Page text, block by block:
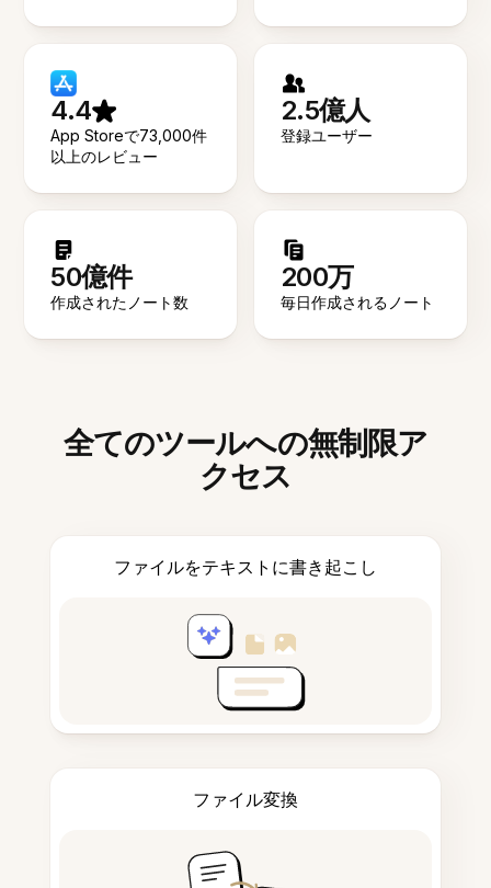
4.4
App Storeで73,000件
以上のレビュー
2.5億人
登録ユーザー
50億件
作成されたノート数
200万
毎日作成されるノート
全てのツールへの無制限ア
クセス
ファイルをテキストに書き起こし
ファイル変換